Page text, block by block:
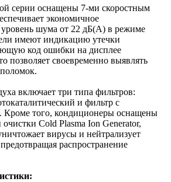
серии оснащены 7-ми скоростным
экономичное
уровень шума от 22 дБ(A) в режиме
имеют индикацию утечки
код ошибки на дисплее
позволяет своевременно выявлять
включает три типа фильтров:
и фильтр с
Кроме того, кондиционеры оснащены
Cold Plasma Ion Generator,
вирусы и нейтрализует
распространение